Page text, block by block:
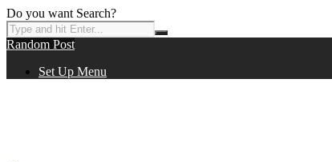
Do you want Search?
Random Post
Set Up Menu